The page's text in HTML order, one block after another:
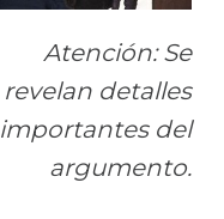
Atención: Se
revelan detalles
importantes del
argumento.